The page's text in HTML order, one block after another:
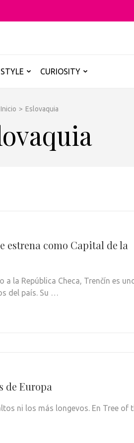
CURIOSITY
Inicio > Eslovaquia
estrena como Capital de la
la República Checa, Trenčín es
del país. Su …
de Europa
ni los más longevos. En Tree of